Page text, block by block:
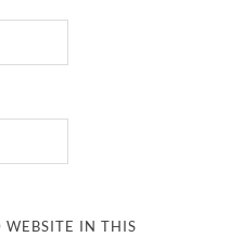
IN THIS